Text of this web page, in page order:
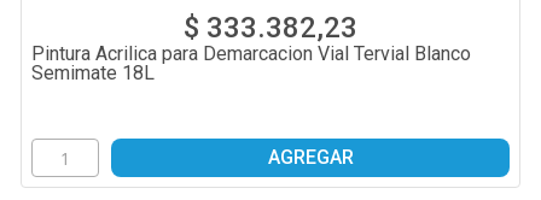
$ 333.382,23
Pintura Acrilica para Demarcacion Vial Tervial Blanco
Semimate 18L
AGREGAR